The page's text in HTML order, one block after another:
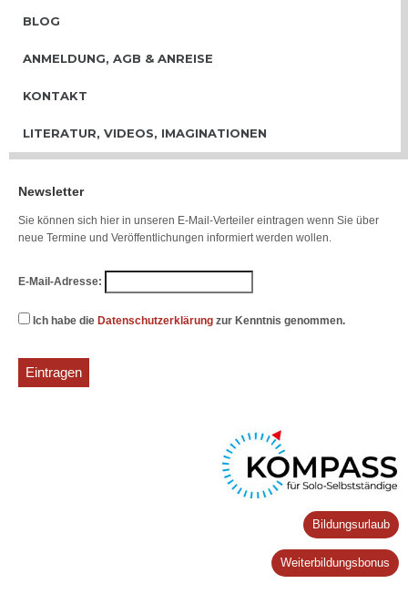
BLOG
ANMELDUNG, AGB & ANREISE
KONTAKT
LITERATUR, VIDEOS, IMAGINATIONEN
Newsletter
Sie können sich hier in unseren E-Mail-Verteiler eintragen wenn Sie über
neue Termine und Veröffentlichungen informiert werden wollen.
E-Mail-Adresse:
Ich habe die Datenschutzerklärung zur Kenntnis genommen.
Bildungsurlaub
Weiterbildungsbonus